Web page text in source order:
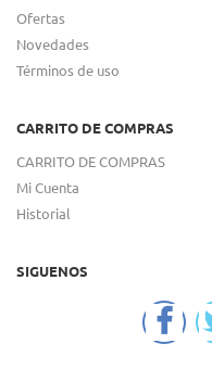
Ofertas
Novedades
Términos de uso
CARRITO DE COMPRAS
CARRITO DE COMPRAS
Mi Cuenta
Historial
SIGUENOS